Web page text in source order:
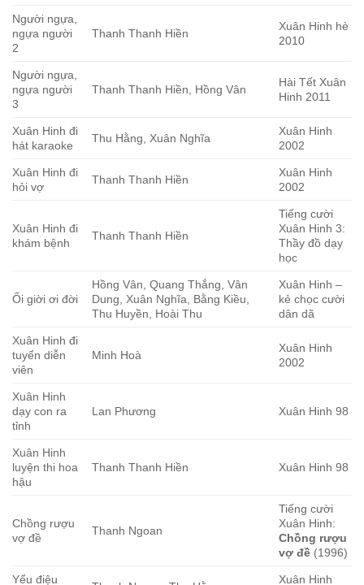
Người ngựa,
ngựa người
2
Thanh Thanh Hiền
Xuân Hinh hè
2010
Người ngựa,
ngựa người
3
Thanh Thanh Hiền, Hồng Vân
Hài Tết Xuân
Hinh 2011
Xuân Hinh đi
hát karaoke
Thu Hằng, Xuân Nghĩa
Xuân Hinh
2002
Xuân Hinh đi
hỏi vợ
Thanh Thanh Hiền
Xuân Hinh
2002
Xuân Hinh đi
khám bệnh
Thanh Thanh Hiền
Tiếng cười
Xuân Hinh 3:
Thầy đồ dạy
học
Ối giời ơi đời
Hồng Vân, Quang Thắng, Vân
Dung, Xuân Nghĩa, Bằng Kiều,
Thu Huyền, Hoài Thu
Xuân Hinh –
kẻ chọc cười
dân dã
Xuân Hinh đi
tuyển diễn
viên
Minh Hoà
Xuân Hinh
2002
Xuân Hinh
dạy con ra
tỉnh
Lan Phương Xuân Hinh 98
Xuân Hinh
luyện thi hoa
hậu
Thanh Thanh Hiền Xuân Hinh 98
Chồng rượu
vợ đề
Thanh Ngoan
Tiếng cười
Xuân Hinh:
Chồng rượu
vợ đề (1996)
Yểu điệu
Xuân Hinh